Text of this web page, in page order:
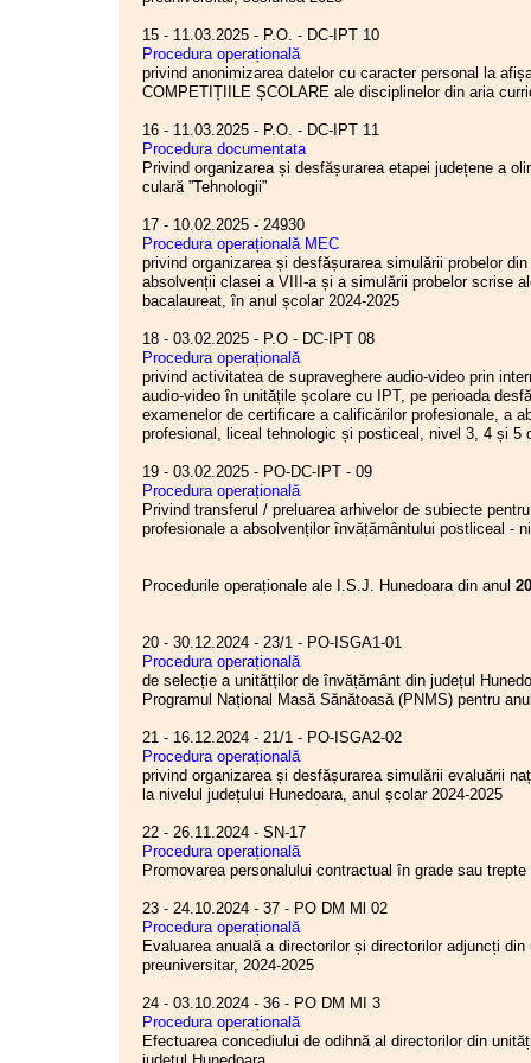
cu handicap — alin. (1) se modifică și va avea
următorul cuprins:„(1) Persoanele care, în
conformitate cu certificatul de încadrare în grad
de handicap, sunt încadrate în grad de handicap
art.86 alin. (2) din Legea nr. 448/2006 privind
protecția și promovarea drepturilor persoanelor cu
handicap, republicată, cu modificările și
completările ulterioare, beneficiază, pe perioada
desfășurată în cadrul programului normal de
lucru, de un spor de 15% dinsalariul de bază
deținut/aflat în plată.”
6.Articolul 22 se modifică și va avea
„(1) Ordonatorii de credite pot acorda
trimestrial, semestrial sau anual, după caz
premii de performanță personalului care a realizat
sau a participat direct la obținerea unor rezultate
deosebite în activitatea instituției/autorității
publice sau a sistemului din care face parte, a
efectuat lucrări cu caracter excepțional ori a avut
un volum de activitate ce depășește în mod
semnificativ volumul optim de activitate. Premiile
de performanță se acordă cu consultarea
reprezentanților salariaților, acolo unde nu sunt
criteriilor stabilite prin regulamente-cadru
elaborate de către ministerele coordonatoare ale
celor 6 domenii de activitate bugetară, respectiv
învățământ, sănătate și asistență socială, culturi,
instituțiile de apărare, ordine publică și securitate
națională, precum și de către autoritățile publice
centrale autonome, sub condiția încadrării în
fondurile aprobate prin buget,după consultarea
acolo unde există. Regulamentele-cadru se
aprobă prin hotărâri ale Guvernului României.
(2) Valoarea totală a premiilor de performanță
ordonator principal de credite nu poate depăși
din suma prevăzută pentru cheltuielile cu
salariile de bază, soldele de funcție/salariile de
funcție, soldele de grad, salariile gradului
comandă, salariile de comandă, indemnizațiile de
încadrare și indemnizațiile lunare, după caz, sub
condiția încadrării în fondurile aprobate prin
buget.
15 - 11.03.2025 - P.O. - DC-IPT 10
Procedura operațională
privind anonimizarea datelor cu caracter personal la
COMPETIȚIILE ȘCOLARE ale disciplinelor din aria
16 - 11.03.2025 - P.O. - DC-IPT 11
Procedura documentata
Privind organizarea și desfășurarea etapei județene a
culară ”Tehnologii”
17 - 10.02.2025 - 24930
Procedura operațională MEC
privind organizarea și desfășurarea simulării probelor
absolvenții clasei a VIII-a și a simulării probelor scrise
bacalaureat, în anul școlar 2024-2025
18 - 03.02.2025 - P.O - DC-IPT 08
Procedura operațională
privind activitatea de supraveghere audio-video prin
audio-video în unitățile școlare cu IPT, pe perioada
examenelor de certificare a calificărilor profesionale, a
profesional, liceal tehnologic și posticeal, nivel 3, 4 și 5
19 - 03.02.2025 - PO-DC-IPT - 09
Procedura operațională
Privind transferul / preluarea arhivelor de subiecte
profesionale a absolvenților învățământului postliceal -
Procedurile operaționale ale I.S.J. Hunedoara din anul
20 - 30.12.2024 - 23/1 - PO-ISGA1-01
Procedura operațională
de selecție a unitătților de învățământ din județul
Programul Național Masă Sănătoasă (PNMS) pentru
21 - 16.12.2024 - 21/1 - PO-ISGA2-02
Procedura operațională
privind organizarea și desfășurarea simulării evaluării
la nivelul județului Hunedoara, anul școlar 2024-2025
22 - 26.11.2024 - SN-17
Procedura operațională
Promovarea personalului contractual în grade sau trepte
23 - 24.10.2024 - 37 - PO DM Ml 02
Procedura operațională
Evaluarea anuală a directorilor și directorilor adjuncți
preuniversitar, 2024-2025
24 - 03.10.2024 - 36 - PO DM MI 3
Procedura operațională
Efectuarea concediului de odihnă al directorilor din